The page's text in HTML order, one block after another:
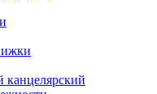
канцелярский